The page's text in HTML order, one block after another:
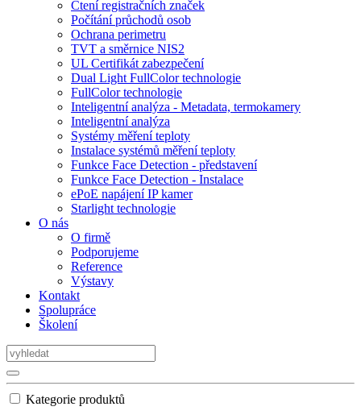
Čtení registračních značek
Počítání průchodů osob
Ochrana perimetru
TVT a směrnice NIS2
UL Certifikát zabezpečení
Dual Light FullColor technologie
FullColor technologie
Inteligentní analýza - Metadata, termokamery
Inteligentní analýza
Systémy měření teploty
Instalace systémů měření teploty
Funkce Face Detection - představení
Funkce Face Detection - Instalace
ePoE napájení IP kamer
Starlight technologie
O nás
O firmě
Podporujeme
Reference
Výstavy
Kontakt
Spolupráce
Školení
Kategorie produktů